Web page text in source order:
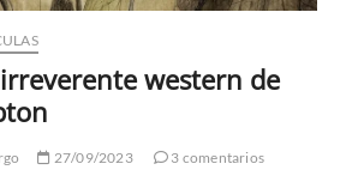
western de
27/09/2023
3 comentarios